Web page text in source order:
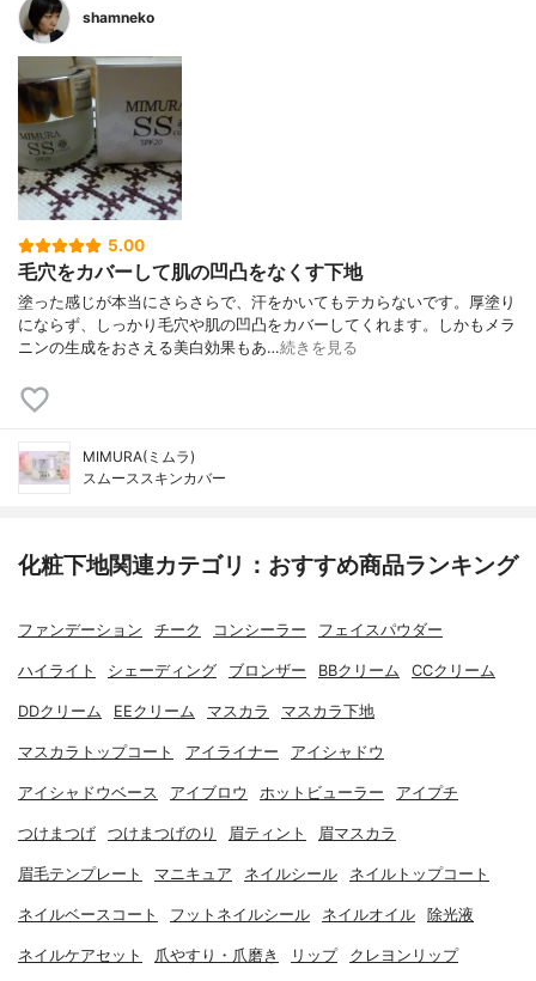
shamneko
5.00
毛穴をカバーして肌の凹凸をなくす下地
塗った感じが本当にさらさらで、汗をかいてもテカらないです。厚塗り
にならず、しっかり毛穴や肌の凹凸をカバーしてくれます。しかもメラ
ニンの生成をおさえる美白効果もあ…続きを見る
MIMURA(ミムラ)
スムーススキンカバー
化粧下地関連カテゴリ：おすすめ商品ランキング
ファンデーション チーク コンシーラー フェイスパウダー
ハイライト シェーディング ブロンザー BBクリーム CCクリーム
DDクリーム EEクリーム マスカラ マスカラ下地
マスカラトップコート アイライナー アイシャドウ
アイシャドウベース アイブロウ ホットビューラー アイプチ
つけまつげ つけまつげのり 眉ティント 眉マスカラ
眉毛テンプレート マニキュア ネイルシール ネイルトップコート
ネイルベースコート フットネイルシール ネイルオイル 除光液
ネイルケアセット 爪やすり・爪磨き リップ クレヨンリップ